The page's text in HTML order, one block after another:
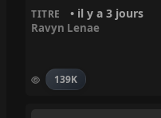
TITRE • il y a 3 jours
Ravyn Lenae
139K